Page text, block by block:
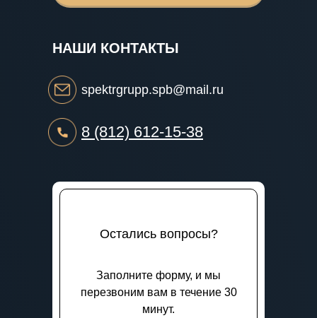
НАШИ КОНТАКТЫ
spektrgrupp.spb@mail.ru
8 (812) 612-15-38
Остались вопросы?
Заполните форму, и мы
перезвоним вам в течение 30
минут.